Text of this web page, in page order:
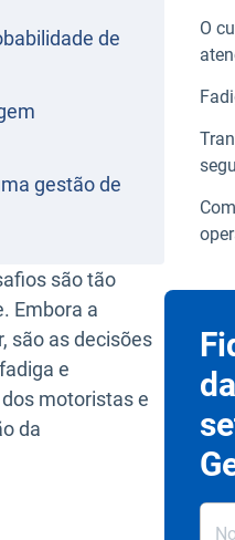
de
gestão de
são tão
Embora a
são as decisões
e
motoristas e
da
O